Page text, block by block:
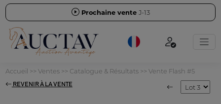
Prochaine vente J-13
Accueil >> Ventes>> Catalogue & Résultats>> Vente Flash #5
REVENIR À LA VENTE